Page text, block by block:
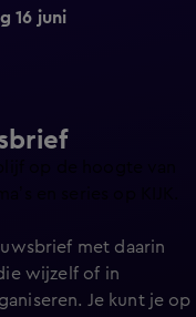
16 juni
op de hoogte van
met daarin
wijzelf of in
Je kunt je op